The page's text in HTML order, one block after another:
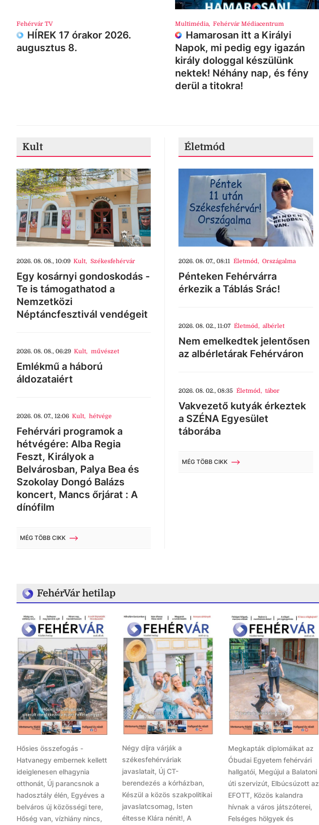
Fehérvár TV
HÍREK 17 órakor 2026.
augusztus 8.
Multimédia, Fehérvár Médiacentrum
Hamarosan itt a Királyi
Napok, mi pedig egy igazán
király dologgal készülünk
nektek! Néhány nap, és fény
derül a titokra!
Kult
2026. 08. 08., 10:09 Kult, Székesfehérvár
Egy kosárnyi gondoskodás -
Te is támogathatod a
Nemzetközi
Néptáncfesztivál vendégeit
2026. 08. 08., 06:29 Kult, művészet
Emlékmű a háború
áldozataiért
2026. 08. 07., 12:06 Kult, hétvége
Fehérvári programok a
hétvégére: Alba Regia
Feszt, Királyok a
Belvárosban, Palya Bea és
Szokolay Dongó Balázs
koncert, Mancs őrjárat : A
dínófilm
MÉG TÖBB CIKK
Életmód
2026. 08. 07., 08:11 Életmód, Országalma
Pénteken Fehérvárra
érkezik a Táblás Srác!
2026. 08. 02., 11:07 Életmód, albérlet
Nem emelkedtek jelentősen
az albérletárak Fehérváron
2026. 08. 02., 08:35 Életmód, tábor
Vakvezető kutyák érkeztek
a SZÉNA Egyesület
táborába
MÉG TÖBB CIKK
FehérVár hetilap
Hősies összefogás -
Hatvanegy embernek kellett
ideiglenesen elhagynia
otthonát, Új parancsnok a
hadosztály élén, Egyéves a
belváros új közösségi tere,
Hőség van, vízhiány nincs,
Négy díjra várják a
székesfehérváriak
javaslatait, Új CT-
berendezés a kórházban,
Készül a közös szakpolitikai
javaslatcsomag, Isten
éltesse Klára nénit!, A
Megkapták diplomáikat az
Óbudai Egyetem fehérvári
hallgatói, Megújul a Balatoni
úti szervizút, Elbúcsúzott az
EFOTT, Közös kalandra
hívnak a város játszóterei,
Felséges hölgyek és